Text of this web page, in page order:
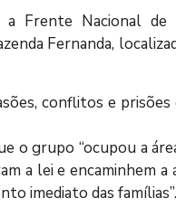
Frente Nacional
Fernanda,
conflitos e
o grupo “ocupou a
a lei e encaminhem
imediato das famílias”.